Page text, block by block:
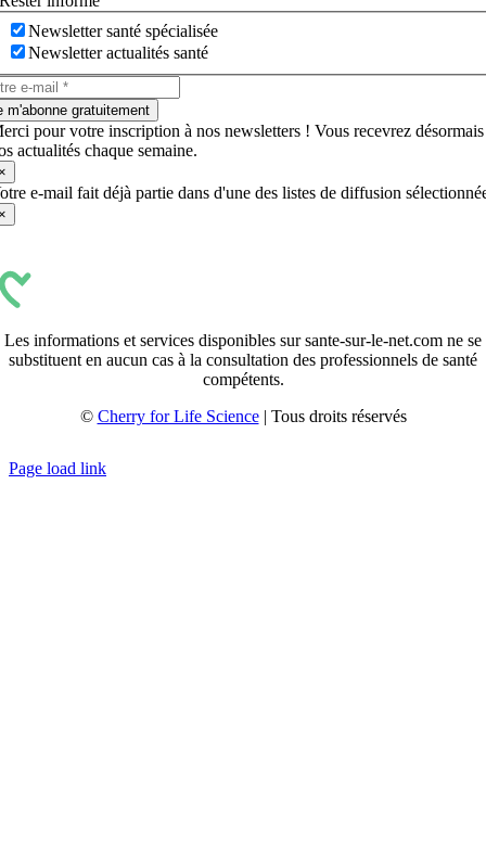
Newsletter santé spécialisée
Newsletter actualités santé
m'abonne gratuitement
pour votre inscription à nos newsletters ! Vous recevrez désormais
actualités chaque semaine.
e-mail fait déjà partie dans d'une des listes de diffusion
Les informations et services disponibles sur sante-sur-le-net.com ne se
substituent en aucun cas à la consultation des professionnels de santé
compétents.
© Cherry for Life Science| Tous droits réservés
Page load link